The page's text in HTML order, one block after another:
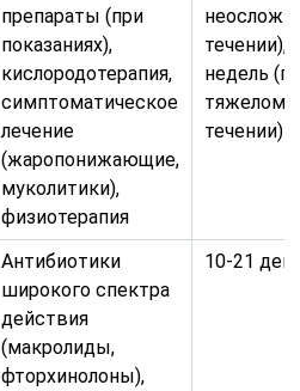
препараты (при
показаниях),
кислородотерапия,
симптоматическое
лечение
(жаропонижающие,
муколитики),
физиотерапия
течении),
недель
тяжелом
течении)
Антибиотики
широкого спектра
действия
(макролиды,
фторхинолоны),
10-21